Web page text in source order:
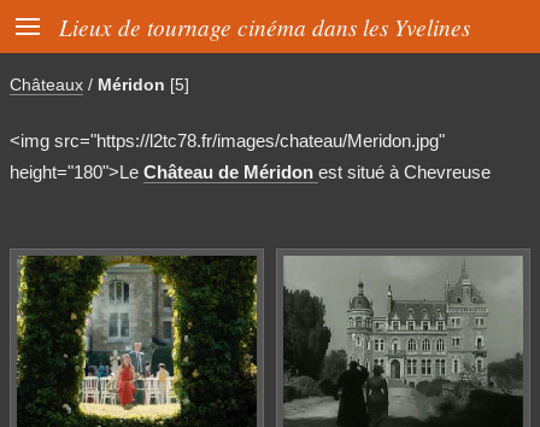
 Lieux de tournage cinéma dans les Yvelines
Châteaux / Méridon [5]
<img src="https://l2tc78.fr/images/chateau/Meridon.jpg"
height="180">Le Château de Méridon est situé à Chevreuse